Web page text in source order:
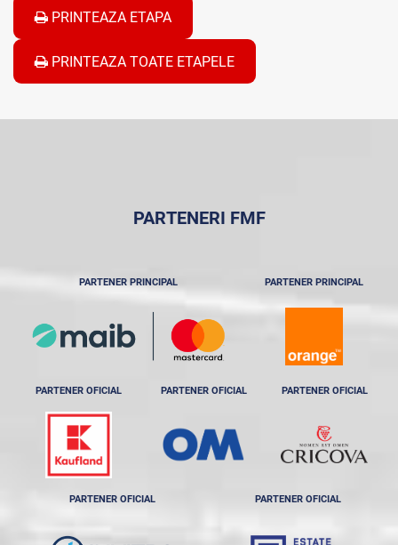
PRINTEAZA ETAPA
PRINTEAZA TOATE ETAPELE
PARTENERI FMF
PARTENER PRINCIPAL PARTENER PRINCIPAL
PARTENER OFICIAL PARTENER OFICIAL PARTENER OFICIAL
PARTENER OFICIAL PARTENER OFICIAL